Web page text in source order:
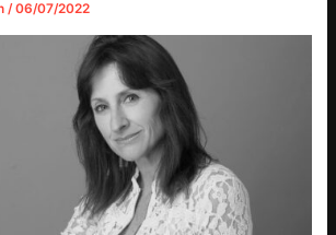
/06/07/2022